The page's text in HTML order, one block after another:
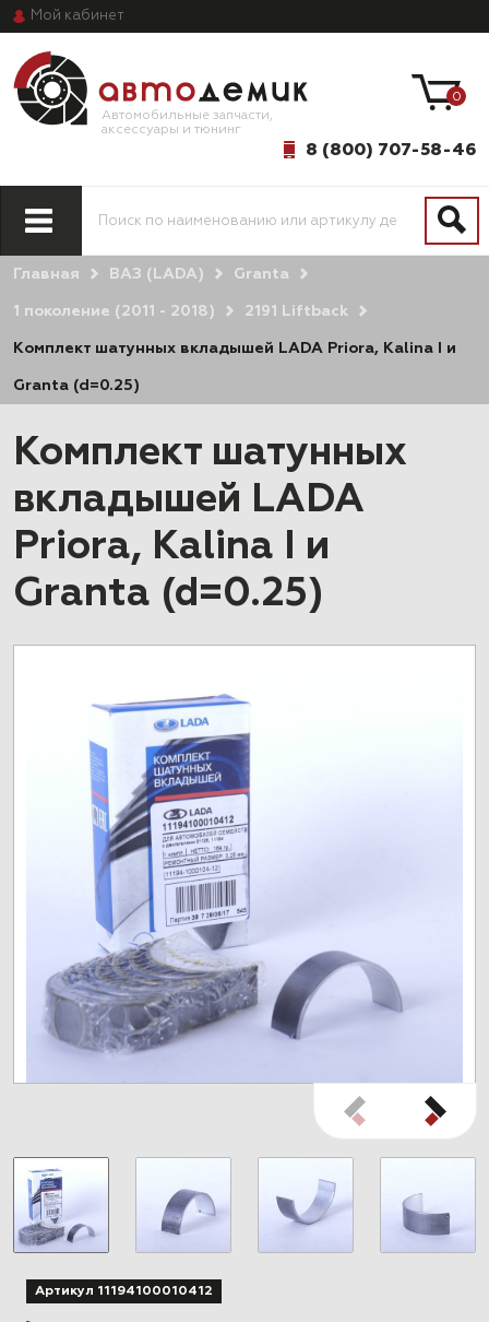
Мой кабинет
Автомобильные запчасти,
аксессуары и тюнинг
8 (800) 707-58-46
0
Главная ВАЗ (LADA) Granta
1 поколение (2011 - 2018) 2191 Liftback
Комплект шатунных вкладышей LADA Priora, Kalina I и
Granta (d=0.25)
Комплект шатунных
вкладышей LADA
Priora, Kalina I и
Granta (d=0.25)
Артикул 11194100010412